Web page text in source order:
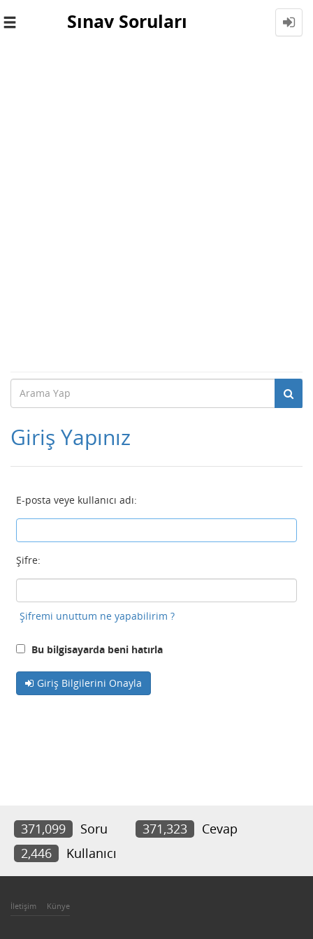
Toggle
Sınav Soruları
Giriş Yapınız
E-posta veye kullanıcı adı:
Şifre:
Şifremi unuttum ne yapabilirim ?
Bu bilgisayarda beni hatırla
Giriş Bilgilerini Onayla
371,099 Soru 371,323
Cevap
2,446
Kullanıcı
İletişim Künye